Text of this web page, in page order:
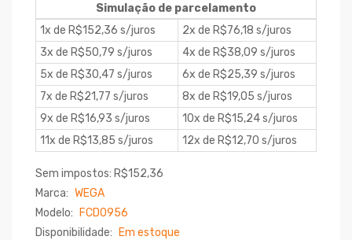
Simulação de parcelamento
1x de R$152,36 s/juros
2x de R$76,18 s/juros
3x de R$50,79 s/juros
4x de R$38,09 s/juros
5x de R$30,47 s/juros
6x de R$25,39 s/juros
7x de R$21,77 s/juros
8x de R$19,05 s/juros
9x de R$16,93 s/juros
10x de R$15,24 s/juros
11x de R$13,85 s/juros
12x de R$12,70 s/juros
Sem impostos: R$152,36
Marca: WEGA
Modelo:
FCD0956
Disponibilidade:
Em estoque